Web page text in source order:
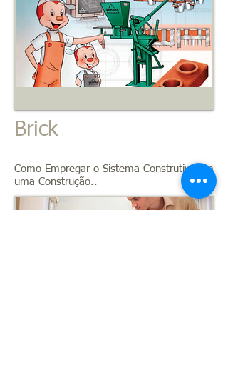
Brick
Como Empregar o Sistema Construtivo em
uma Construção..